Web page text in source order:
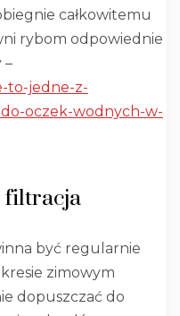
całkowitemu
rybom odpowiednie
–
to-jedne-z-
oczek-wodnych-w-
filtracja
być regularnie
zimowym
dopuszczać do